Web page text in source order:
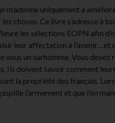
uniquement à
choses. Ce livre s’adresse à
les sélections EOPN afin
leur affectation à l’avenir…et
vous un surhomme. Vous
Ils doivent savoir comment
la propriété des français.
l’armement et que l’on